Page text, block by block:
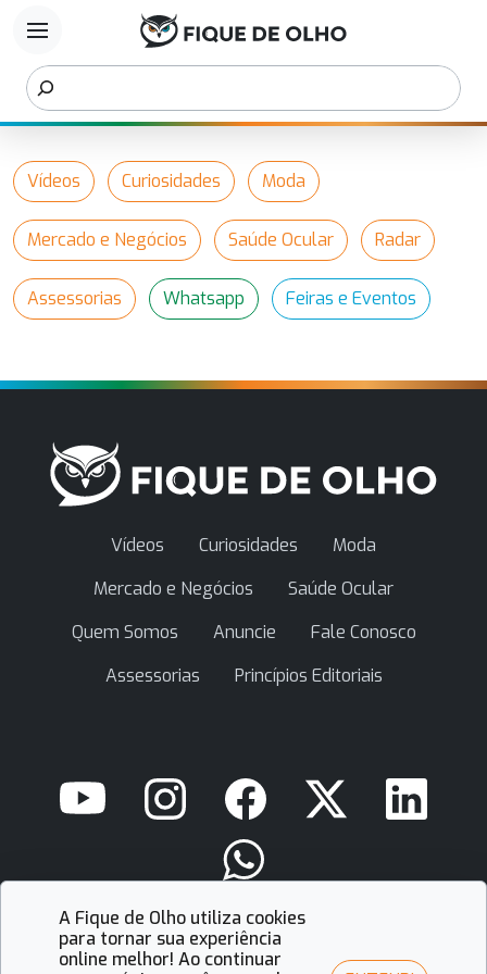
menu
Vídeos Curiosidades Moda
Mercado e Negócios Saúde Ocular Radar
Assessorias Whatsapp Feiras e Eventos
Vídeos Curiosidades
Moda
Mercado e Negócios
Saúde Ocular
Quem Somos
Anuncie
Fale Conosco
Assessorias
Princípios Editoriais
contato@fiquedeolho.com.br
A Fique de Olho utiliza cookies
para tornar sua experiência
online melhor! Ao continuar